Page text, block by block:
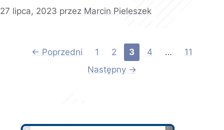
27 lipca, 2023 przez Marcin Pieleszek
← Poprzedni Strona
1 Strona
2 Strona
3 Strona
4 … Strona
11
Następny →